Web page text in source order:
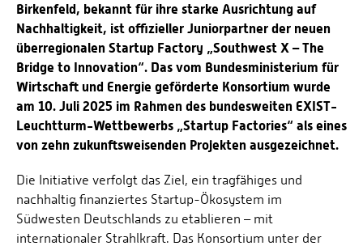
Birkenfeld, bekannt für ihre starke Ausrichtung auf
Nachhaltigkeit, ist offizieller Juniorpartner der neuen
überregionalen Startup Factory „Southwest X – The
Bridge to Innovation“. Das vom Bundesministerium für
Wirtschaft und Energie geförderte Konsortium wurde
am 10. Juli 2025 im Rahmen des bundesweiten EXIST-
Leuchtturm-Wettbewerbs „Startup Factories“ als eines
von zehn zukunftsweisenden Projekten ausgezeichnet.
Die Initiative verfolgt das Ziel, ein tragfähiges und
nachhaltig finanziertes Startup-Ökosystem im
Südwesten Deutschlands zu etablieren – mit
internationaler Strahlkraft. Das Konsortium unter der